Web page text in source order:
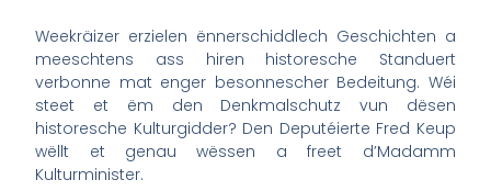
Weekräizer erzielen ënnerschiddlech Geschichten a
meeschtens ass hiren historesche Standuert
verbonne mat enger besonnescher Bedeitung. Wéi
steet et ëm den Denkmalschutz vun dësen
historesche Kulturgidder? Den Deputéierte Fred Keup
wëllt et genau wëssen a freet d’Madamm
Kulturminister.